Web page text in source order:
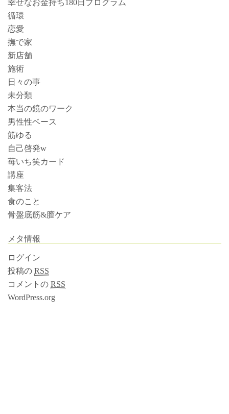
幸せなお金持ち180日プログラム
循環
恋愛
撫で家
新店舗
施術
日々の事
未分類
本当の鏡のワーク
男性性ベース
筋ゆる
自己啓発w
苺いち笑カード
講座
集客法
食のこと
骨盤底筋&膣ケア
メタ情報
ログイン
投稿の RSS
コメントの RSS
WordPress.org